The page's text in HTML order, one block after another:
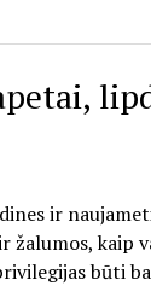
ir
žalumos, kaip
būti